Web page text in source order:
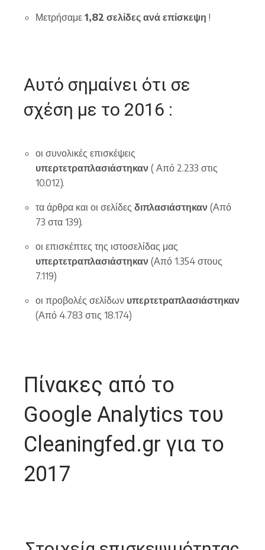
Μετρήσαμε 1,82 σελίδες ανά επίσκεψη !
Αυτό σημαίνει ότι σε
σχέση με το 2016 :
οι συνολικές επισκέψεις
υπερτετραπλασιάστηκαν ( Από 2.233 στις
10.012).
τα άρθρα και οι σελίδες διπλασιάστηκαν (Από
73 στα 139).
οι επισκέπτες της ιστοσελίδας μας
υπερτετραπλασιάστηκαν (Από 1.354 στους
7.119)
οι προβολές σελίδων υπερτετραπλασιάστηκαν
(Από 4.783 στις 18.174)
Πίνακες από το
Google Analytics του
Cleaningfed.gr για το
2017